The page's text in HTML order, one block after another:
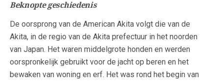
Beknopte geschiedenis
De oorsprong van de American Akita volgt die van de
Akita, in de regio van de Akita prefectuur in het noorden
van Japan. Het waren middelgrote honden en werden
oorspronkelijk gebruikt voor de jacht op beren en het
bewaken van woning en erf. Het was rond het begin van